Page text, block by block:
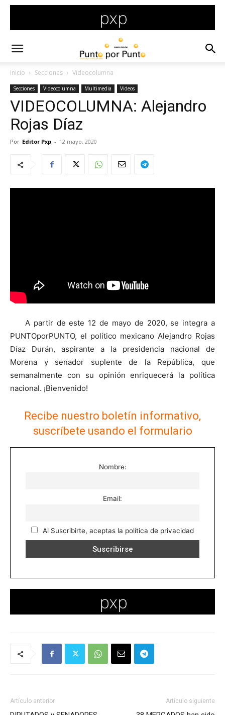
Inicio Secciones Videocolumna
Secciones Videocolumna Multimedia Videos
VIDEOCOLUMNA: Alejandro
Rojas Díaz
Por Editor Pxp - 12 mayo, 2020
A partir de este 12 de mayo de 2020, se integra a
PUNTOporPUNTO, el político mexicano Alejandro Rojas
Díaz Durán, aspirante a la presidencia nacional de
Morena y senador suplente de la República, que
semanalmente con su opinión enriquecerá la política
nacional. ¡Bienvenido!
Recibe nuestro boletín informativo,
suscríbete usando el formulario
Nombre:
Email:
Al Suscribirte, aceptas la política de privacidad
Artículo anterior Artículo siguiente